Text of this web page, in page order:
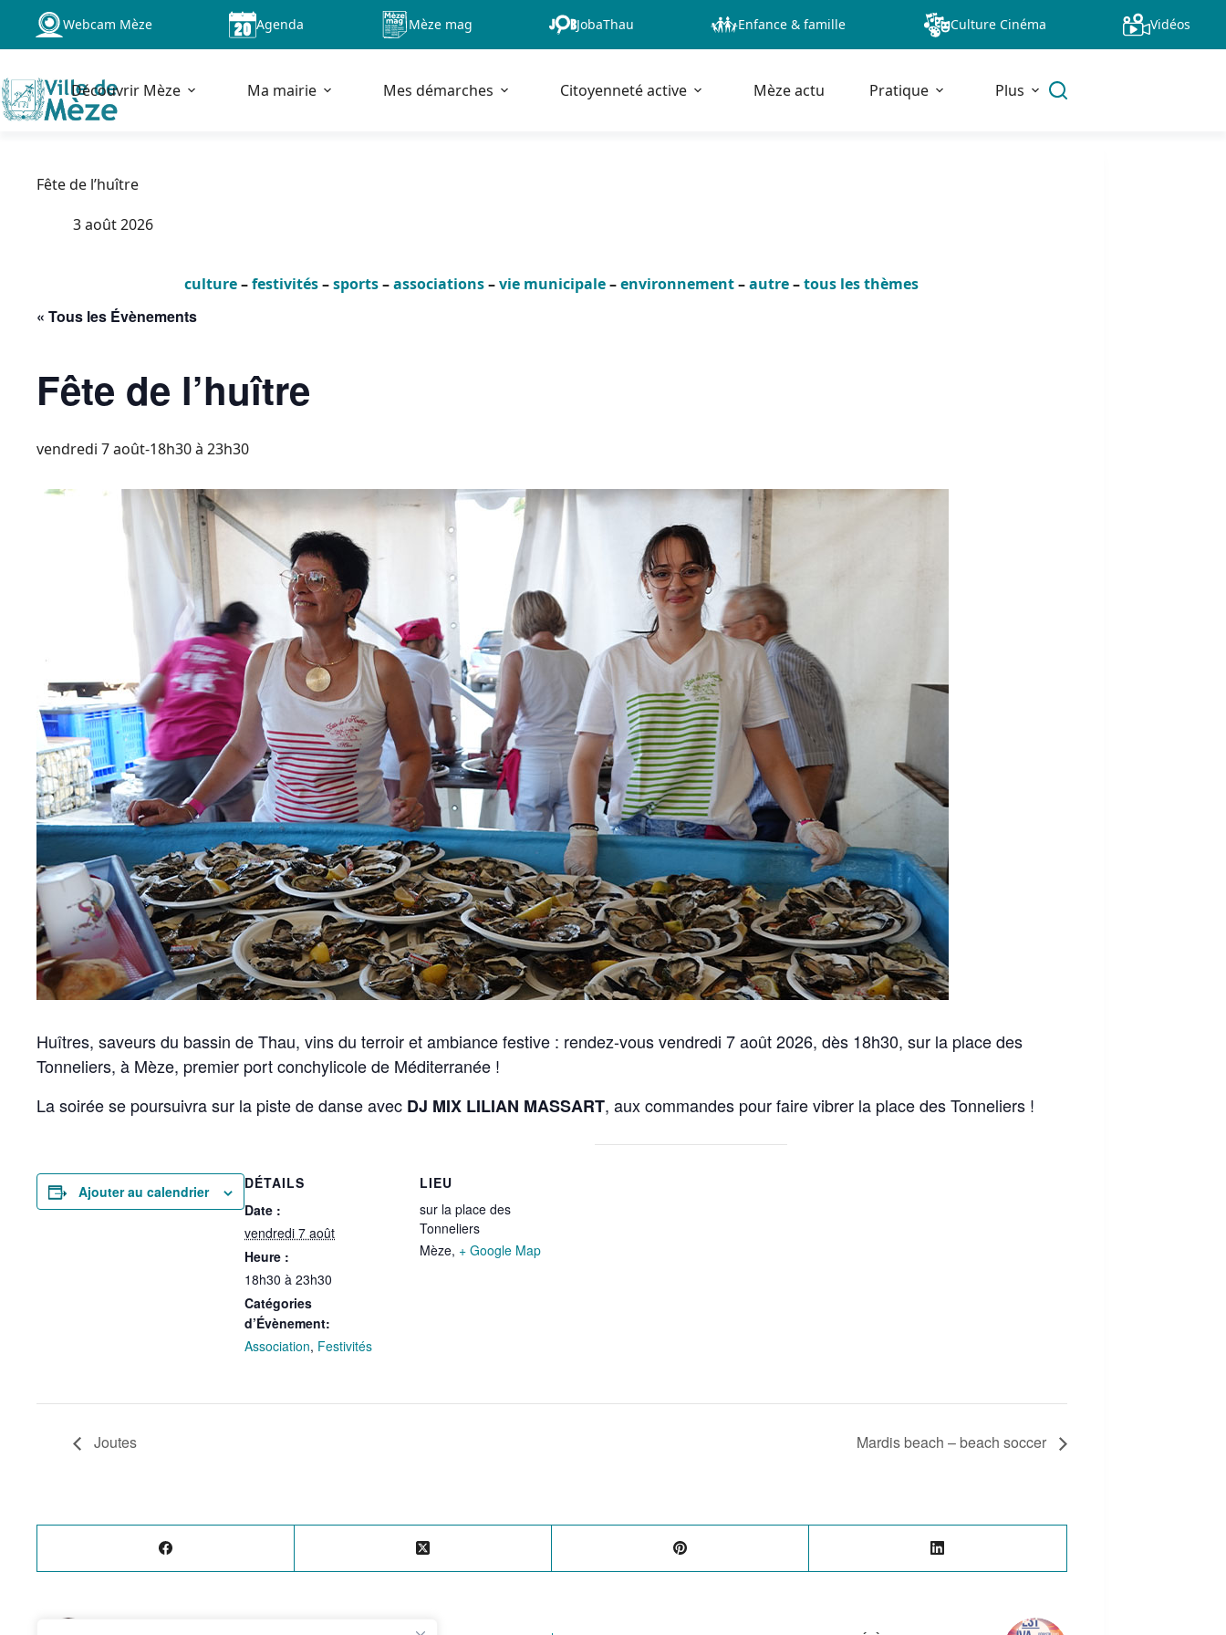
Passer
contenu
Webcam Mèze Agenda Mèze mag JobaThau Enfance & famille Culture Cinéma Vidéos
Découvrir Mèze Ma mairie Mes démarches Citoyenneté active Mèze actu Pratique Plus
Fête de l’huître
3 août 2026
culture–festivités–sports–associations–vie municipale–environnement–autre–tous les thèmes
« Tous les Évènements
Fête de l’huître
vendredi 7 août-18h30à 23h30
Huîtres, saveurs du bassin de Thau, vins du terroir et ambiance festive : rendez-vous vendredi 7 août 2026, dès 18h30, sur la place des
Tonneliers, à Mèze, premier port conchylicole de Méditerranée !
La soirée se poursuivra sur la piste de danse avec DJ MIX LILIAN MASSART, aux commandes pour faire vibrer la place des Tonneliers !
Ajouter au calendrier
DÉTAILS
Date :
vendredi 7 août
Heure :
18h30 à 23h30
Catégories
d’Évènement:
Association, Festivités
LIEU
sur la place des
Tonneliers
Mèze, + Google Map
Joutes Mardis beach – beach soccer